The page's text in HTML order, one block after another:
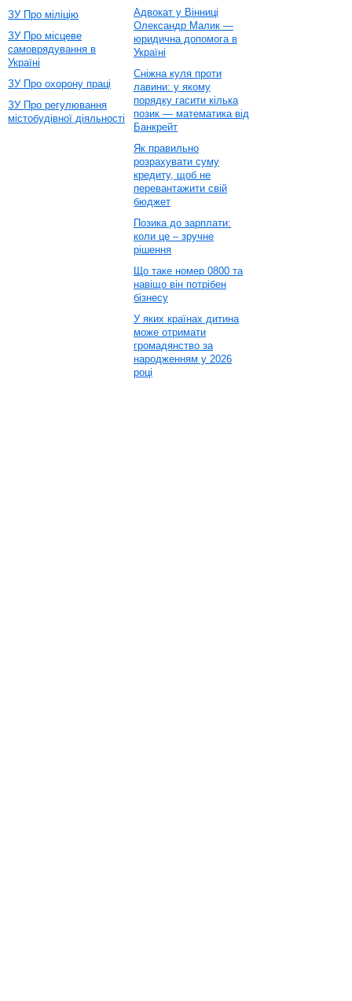
ЗУ Про міліцію
ЗУ Про місцеве
самоврядування в
Україні
ЗУ Про охорону праці
ЗУ Про регулювання
містобудівної діяльності
Адвокат у Вінниці
Олександр Малик —
юридична допомога в
Україні
Сніжна куля проти
лавини: у якому
порядку гасити кілька
позик — математика від
Банкрейт
Як правильно
розрахувати суму
кредиту, щоб не
перевантажити свій
бюджет
Позика до зарплати:
коли це – зручне
рішення
Що таке номер 0800 та
навіщо він потрібен
бізнесу
У яких країнах дитина
може отримати
громадянство за
народженням у 2026
році